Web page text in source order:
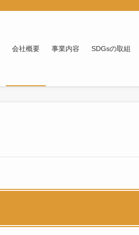
会社概要 事業内容 SDGsの取組